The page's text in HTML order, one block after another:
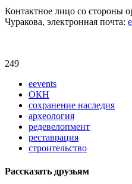
Контактное лицо со стороны
Чуракова, электронная почта:
249
eevents
ОКН
сохранение наследия
археология
редевелопмент
реставрация
строительство
Рассказать друзьям